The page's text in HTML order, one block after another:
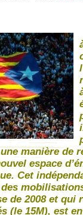
manière de
espace
Cet
de 2008 et qui
(le 15M), est